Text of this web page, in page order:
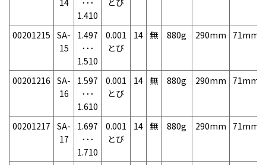
14
･･･
1.410
とび
00201215 SA-
15
1.497
･･･
1.510
0.001
とび
14 無 880g 290mm 71mm
00201216 SA-
16
1.597
･･･
1.610
0.001
とび
14 無 880g 290mm 71mm
00201217 SA-
17
1.697
･･･
1.710
0.001
とび
14 無 880g 290mm 71mm